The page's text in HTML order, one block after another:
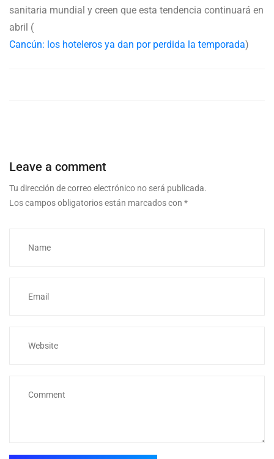
sanitaria mundial y creen que esta tendencia continuará en
abril (
Cancún: los hoteleros ya dan por perdida la temporada)
Leave a comment
Tu dirección de correo electrónico no será publicada.
Los campos obligatorios están marcados con *